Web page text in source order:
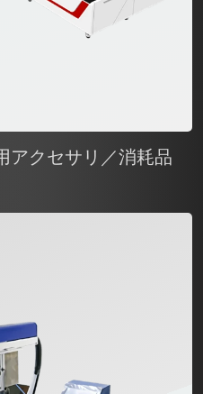
アクセサリ／消耗品